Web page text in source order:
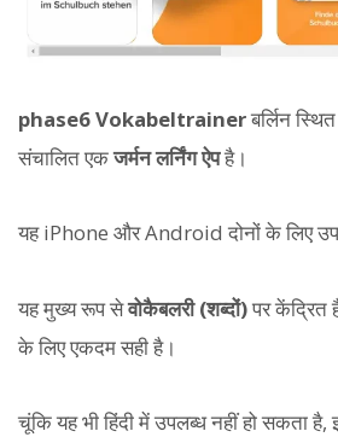
phase6 Vokabeltrainerबर्लिन
संचालित एकजर्मन लर्निंग ऐपहै।
यह iPhone और Android दोनों के लिए
यह मुख्य रूप सेवोकैबलरी (शब्दों)पर केंद्रित
के लिए एकदम सही है।
चूंकि यह भी हिंदी में उपलब्ध नहीं हो सकता है,